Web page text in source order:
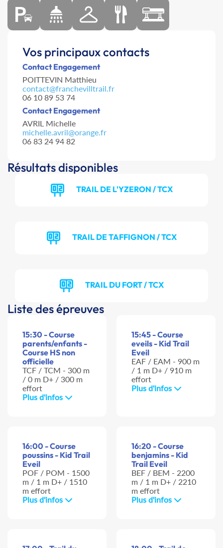
Vos principaux contacts
Contact Engagement
POITTEVIN Matthieu
contact@franchevilltrail.fr
06 10 89 53 74
Contact Engagement
AVRIL Michelle
michelle.avril@orange.fr
06 83 24 94 82
Résultats disponibles
TRAIL DE L'YZERON / TCX
TRAIL DE TAFFIGNON / TCX
TRAIL DU FORT / TCX
Liste des épreuves
15:30 - Course
parents/enfants -
Course HS non
officielle
TCF / TCM - 300 m
/ 0 m D+ / 300 m
effort
Plus d'infos
15:45 - Course
eveils - Kid Trail
Eveil
EAF / EAM - 900 m
/ 1 m D+ / 910 m
effort
Plus d'infos
16:00 - Course
poussins - Kid Trail
Eveil
POF / POM - 1500
m / 1 m D+ / 1510
m effort
Plus d'infos
16:20 - Course
benjamins - Kid
Trail Eveil
BEF / BEM - 2200
m / 1 m D+ / 2210
m effort
Plus d'infos